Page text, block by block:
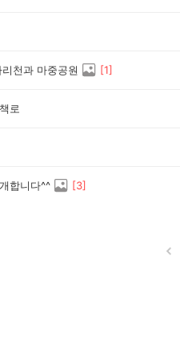
천과 마중공원 [1]
로
합니다^^ [3]